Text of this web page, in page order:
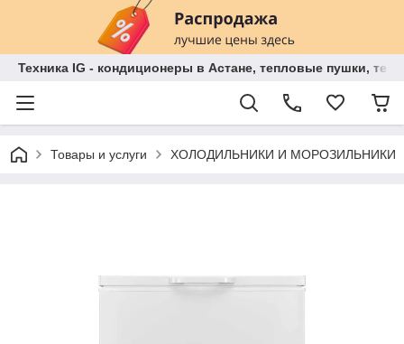
Техника IG - кондиционеры в Астане, тепловые пушки,
Товары и услуги ХОЛОДИЛЬНИКИ И МОРОЗИЛЬНИКИ